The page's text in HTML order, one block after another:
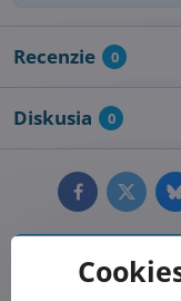
Recenzie 0
Diskusia 0
FacebookTwitter
produkt